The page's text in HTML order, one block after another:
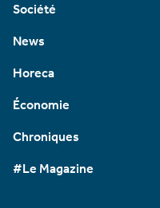
Société
News
Horeca
Économie
Chroniques
#Le Magazine